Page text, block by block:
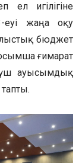
игілігіне
еуі жаңа оқу
бюджет
ғимарат
үш ауысымдық